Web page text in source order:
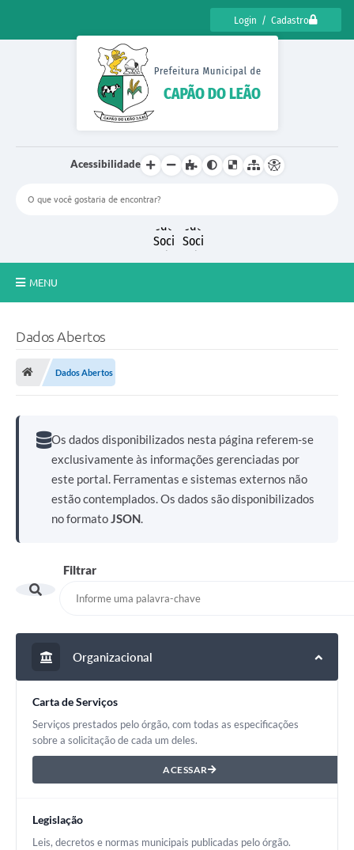
Login / Cadastro
Acessibilidade
MENU
Transparência
Editais
Secretaria Municipal de Cultura, Desporto e
Turismo
Passe Livre Estudantil
Licenciamento Ambiental
Notícias
Galeria de Vídeos
Telefones Úteis
Dados Abertos
Dados Abertos
Os dados disponibilizados nesta página referem-se
exclusivamente às informações gerenciadas por
este portal. Ferramentas e sistemas externos não
estão contemplados. Os dados são disponibilizados
no formatoJSON.
Filtrar
Organizacional
Carta de Serviços
Serviços prestados pelo órgão, com todas as especificações
sobre a solicitação de cada um deles.
ACESSAR
Legislação
Leis, decretos e normas municipais publicadas pelo órgão.